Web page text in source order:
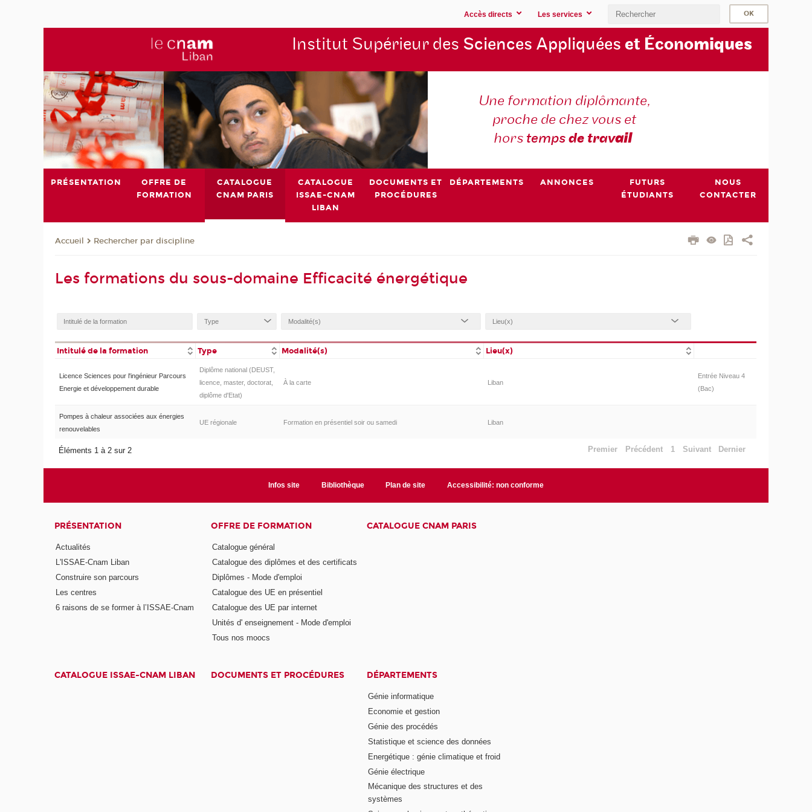
Accès directs Les services
Institut Supérieur des Sciences Appliquées et Économiques
Une formation diplômante,
proche de chez vous et
hors tempsde travail
PRÉSENTATION
OFFRE DE
FORMATION
CATALOGUE
CNAM PARIS
CATALOGUE
ISSAE-CNAM
LIBAN
DOCUMENTS ET
PROCÉDURES
DÉPARTEMENTS ANNONCES
FUTURS
ÉTUDIANTS
NOUS
CONTACTER
Accueil Rechercher par discipline
Les formations du sous-domaine Efficacité énergétique
Intitulé de la formation Type Modalité(s) Lieu(x)
Licence Sciences pour l'ingénieur Parcours
Energie et développement durable
Diplôme national (DEUST,
licence, master, doctorat,
diplôme d'Etat)
À la carte Liban
Entrée Niveau 4
(Bac)
Pompes à chaleur associées aux énergies
renouvelables
UE régionale Formation en présentiel soir ou samedi Liban
Éléments 1 à 2 sur 2 Premier Précédent 1 Suivant Dernier
Infos site Bibliothèque Plan de site Accessibilité: non conforme
PRÉSENTATION
Actualités
L'ISSAE-Cnam Liban
Construire son parcours
Les centres
6 raisons de se former à l’ISSAE-Cnam
OFFRE DE FORMATION
Catalogue général
Catalogue des diplômes et des certificats
Diplômes - Mode d'emploi
Catalogue des UE en présentiel
Catalogue des UE par internet
Unités d' enseignement - Mode d'emploi
Tous nos moocs
CATALOGUE CNAM PARIS
CATALOGUE ISSAE-CNAM LIBAN DOCUMENTS ET PROCÉDURES DÉPARTEMENTS
Génie informatique
Economie et gestion
Génie des procédés
Statistique et science des données
Energétique : génie climatique et froid
Génie électrique
Mécanique des structures et des
systèmes